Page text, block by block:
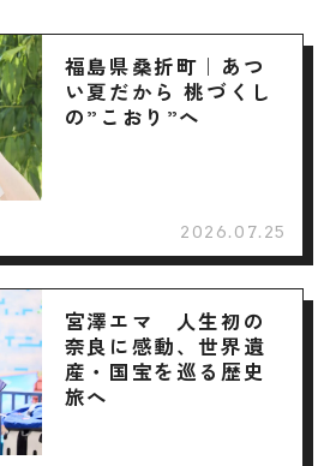
福島県桑折町｜あつ
い夏だから 桃づくし
の”こおり”へ
2026.07.25
宮澤エマ 人生初の
奈良に感動、世界遺
産・国宝を巡る歴史
旅へ